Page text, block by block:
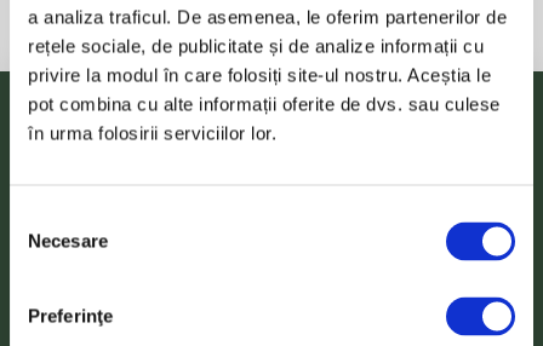
a analiza traficul. De asemenea, le oferim partenerilor de
rețele sociale, de publicitate și de analize informații cu
privire la modul în care folosiți site-ul nostru. Aceștia le
pot combina cu alte informații oferite de dvs. sau culese
în urma folosirii serviciilor lor.
consimțământului
Necesare
Preferinţe
Contact/Harta
Rezervări
Termeni și condiții